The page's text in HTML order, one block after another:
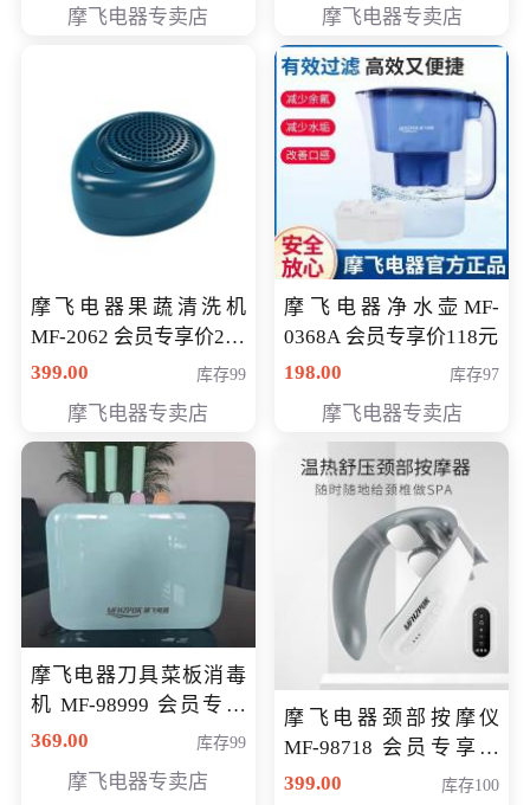
摩飞电器专卖店 摩飞电器专卖店
摩飞电器果蔬清洗机
MF-2062 会员专享价268
元
399.00 库存99
摩飞电器专卖店
摩飞电器净水壶MF-
0368A 会员专享价118元
198.00
库存97
摩飞电器专卖店
摩飞电器刀具菜板消毒
机 MF-98999 会员专享
价286元
369.00 库存99
摩飞电器专卖店
摩飞电器颈部按摩仪
MF-98718 会员专享价
299元
399.00 库存100